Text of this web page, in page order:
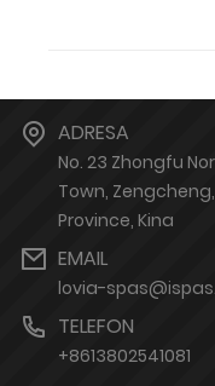
ADRESA
No. 23 Zhongfu
Town,
Province, Kina
EMAIL
lovia-
TELEFON
+8613802541081